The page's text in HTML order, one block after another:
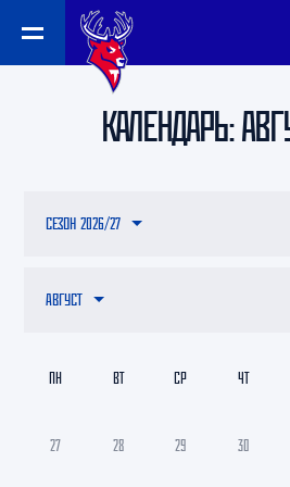
КАЛЕНДАРЬ:
АВГУСТ
СЕЗОН 2026/27
27 28 29 30
ПН ВТ СР ЧТ